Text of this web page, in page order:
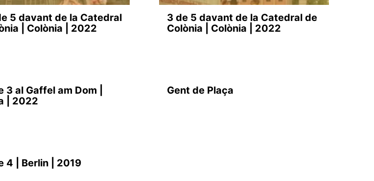
5 davant de la Catedral
| Colònia | 2022
3 de 5 davant de la Catedral de
Colònia | Colònia | 2022
3 al Gaffel am Dom |
| 2022
Gent de Plaça
4 | Berlin | 2019